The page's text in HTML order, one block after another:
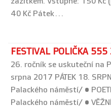
40 Kč Pátek…
FESTIVAL POLIČKA
26. ročník se uskuteční na
srpna 2017 PÁTEK 18.
Palackého náměstí/ •
Palackého náměstí/ •